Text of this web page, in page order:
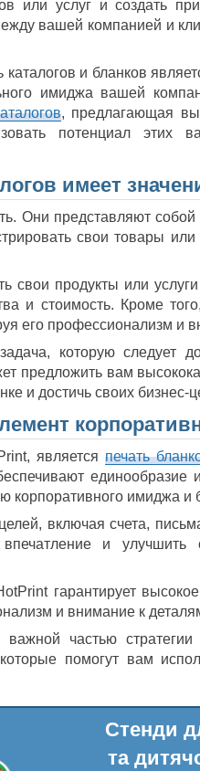
или услуг и создать
вашей компанией и
и бланков
имиджа вашей
, предлагающая
потенциал этих
имеет
Они представляют
свои товары или
свои продукты или
и стоимость. Кроме
его профессионализм и
которую следует
предложить вам
и достичь своих бизнес-
являетсяпечать
единообразие
корпоративного имиджа и
включая счета,
и улучшить
гарантирует
и внимание к
частью
помогут вам
Стенди
та